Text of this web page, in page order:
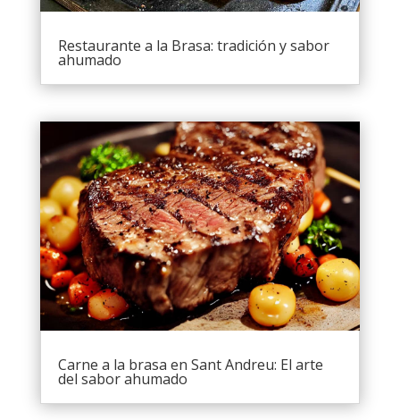
Restaurante a la Brasa: tradición y sabor
ahumado
Carne a la brasa en Sant Andreu: El arte
del sabor ahumado